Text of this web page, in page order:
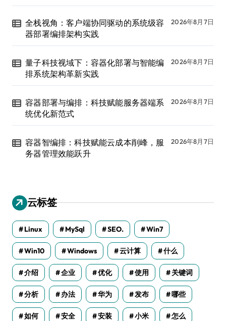
全栈视角：客户端协同驱动的系统级容
器部署编排架构实践
2026年8月7日
量子科技视域下：容器化部署与智能编
排系统架构革新实践
2026年8月7日
容器部署与编排：科技赋能服务器端系
统优化新范式
2026年8月7日
容器智编排：科技赋能云成本削峰，服
务器管理效能跃升
2026年8月7日
云标签
Linux MySql SEO. Win7
Win10 Windows 云计算 什么
介绍 企业 优化 使用 关键词
分析 办法 华为 发布 哪些
如何 安全 安装 小米 怎么